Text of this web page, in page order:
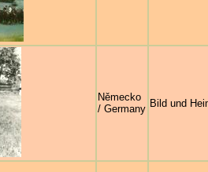
Německo
/ Germany Bild und